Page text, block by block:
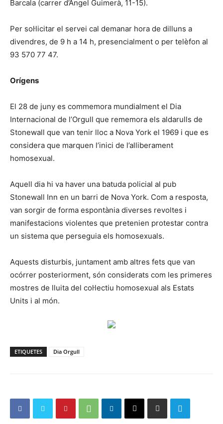
Barcala (carrer d’Àngel Guimerà, 11-15).
Per sol·licitar el servei cal demanar hora de dilluns a
divendres, de 9 h a 14 h, presencialment o per telèfon al
93 570 77 47.
Orígens
El 28 de juny es commemora mundialment el Dia
Internacional de l’Orgull que rememora els aldarulls de
Stonewall que van tenir lloc a Nova York el 1969 i que es
considera que marquen l’inici de l’alliberament
homosexual.
Aquell dia hi va haver una batuda policial al pub
Stonewall Inn en un barri de Nova York. Com a resposta,
van sorgir de forma espontània diverses revoltes i
manifestacions violentes que pretenien protestar contra
un sistema que perseguia els homosexuals.
Aquests disturbis, juntament amb altres fets que van
ocórrer posteriorment, són considerats com les primeres
mostres de lluita del col·lectiu homosexual als Estats
Units i al món.
ETIQUETES Dia Orgull